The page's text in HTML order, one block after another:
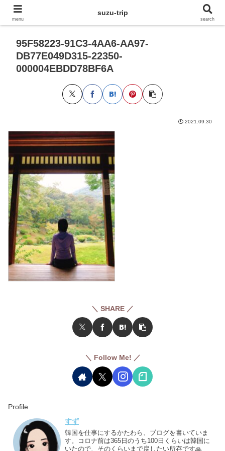
95F58223-91C3-4AA6-AA97-
DB77E049D315-22350-
000004EBDD78BF6A
2021.09.30
＼ SHARE ／
＼ Follow Me! ／
Profile
すず
韓国を仕事にするかたわら、ブログを書いていま
す。コロナ前は365日のうち100日くらいは韓国に
いたので、そのくらいまで戻したい所存です🙏
menu
suzu-trip
search